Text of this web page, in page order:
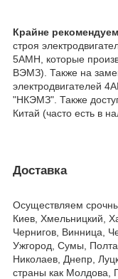
Крайне рекомендуем
строя
5АМН, которые
ВЭМЗ). Также на
электродвигателей
"НКЭМЗ". Также
Китай (часто есть в
Доставка
Осуществляем
Киев, Хмельницкий,
Чернигов, Винница,
Ужгород, Сумы,
Николаев, Днепр,
страны как Молдова,